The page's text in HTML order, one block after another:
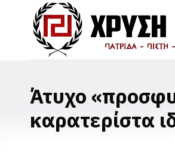
Άτυχο
καρατερίστα